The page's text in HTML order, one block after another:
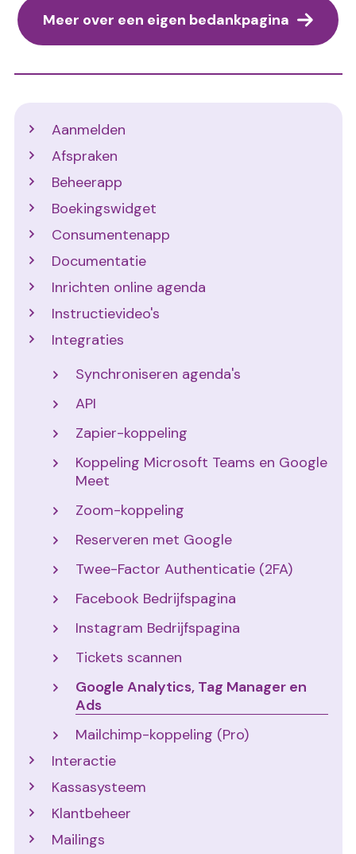
Meer over een eigen bedankpagina
Aanmelden
Afspraken
Beheerapp
Boekingswidget
Consumentenapp
Documentatie
Inrichten online agenda
Instructievideo's
Integraties
Synchroniseren agenda's
API
Zapier-koppeling
Koppeling Microsoft Teams en Google
Meet
Zoom-koppeling
Reserveren met Google
Twee-Factor Authenticatie (2FA)
Facebook Bedrijfspagina
Instagram Bedrijfspagina
Tickets scannen
Google Analytics, Tag Manager en
Ads
Mailchimp-koppeling (Pro)
Interactie
Kassasysteem
Klantbeheer
Mailings